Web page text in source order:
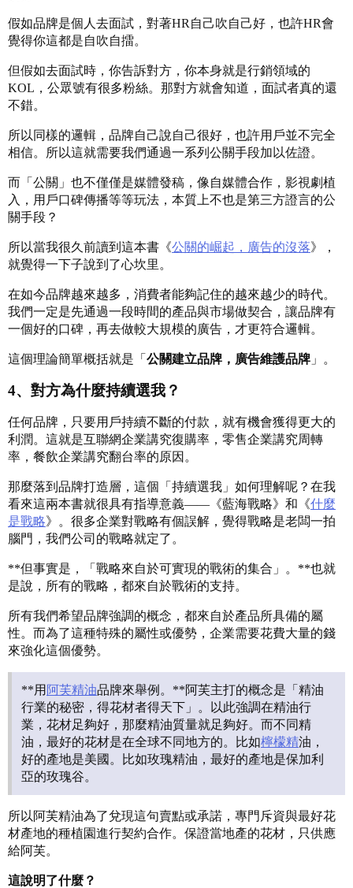
假如品牌是個人去面試，對著HR自己吹自己好，也許HR會
覺得你這都是自吹自擂。
但假如去面試時，你告訴對方，你本身就是行銷領域的
KOL，公眾號有很多粉絲。那對方就會知道，面試者真的還
不錯。
所以同樣的邏輯，品牌自己說自己很好，也許用戶並不完全
相信。所以這就需要我們通過一系列公關手段加以佐證。
而「公關」也不僅僅是媒體發稿，像自媒體合作，影視劇植
入，用戶口碑傳播等等玩法，本質上不也是第三方證言的公
關手段？
所以當我很久前讀到這本書《公關的崛起，廣告的沒落》，
就覺得一下子說到了心坎里。
在如今品牌越來越多，消費者能夠記住的越來越少的時代。
我們一定是先通過一段時間的產品與市場做契合，讓品牌有
一個好的口碑，再去做較大規模的廣告，才更符合邏輯。
這個理論簡單概括就是「 公關建立品牌，廣告維護品牌 」。
4、對方為什麼持續選我？
任何品牌，只要用戶持續不斷的付款，就有機會獲得更大的
利潤。這就是互聯網企業講究復購率，零售企業講究周轉
率，餐飲企業講究翻台率的原因。
那麼落到品牌打造層，這個「持續選我」如何理解呢？在我
看來這兩本書就很具有指導意義——《藍海戰略》和《什麼
是戰略》。很多企業對戰略有個誤解，覺得戰略是老闆一拍
腦門，我們公司的戰略就定了。
**但事實是，「戰略來自於可實現的戰術的集合」。**也就
是說，所有的戰略，都來自於戰術的支持。
所有我們希望品牌強調的概念，都來自於產品所具備的屬
性。而為了這種特殊的屬性或優勢，企業需要花費大量的錢
來強化這個優勢。
**用 阿芙精油品牌來舉例。**阿芙主打的概念是「精油
行業的秘密，得花材者得天下」。以此強調在精油行
業，花材足夠好，那麼精油質量就足夠好。而不同精
油，最好的花材是在全球不同地方的。比如檸檬精油，
好的產地是美國。比如玫瑰精油，最好的產地是保加利
亞的玫瑰谷。
所以阿芙精油為了兌現這句賣點或承諾，專門斥資與最好花
材產地的種植園進行契約合作。保證當地產的花材，只供應
給阿芙。
這說明了什麼？